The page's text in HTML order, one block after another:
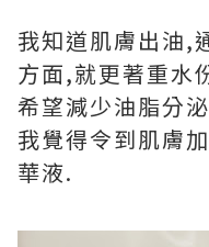
我知道肌膚出油,
方面,就更著重水
希望減少油脂分
我覺得令到肌膚
華液.